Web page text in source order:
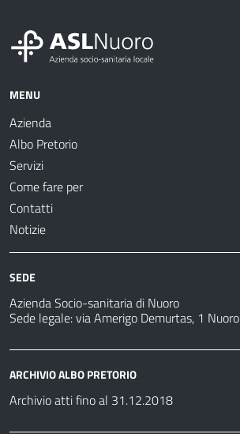
MENU
Azienda
Albo Pretorio
Servizi
Come fare per
Contatti
Notizie
SEDE
Azienda Socio-sanitaria di Nuoro
Sede legale: via Amerigo Demurtas, 1 Nuoro
ARCHIVIO ALBO PRETORIO
Archivio atti fino al 31.12.2018